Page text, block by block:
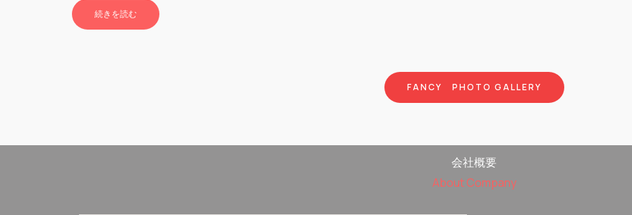
続きを読む
FANCY PHOTO GALLERY
会社概要
About Company